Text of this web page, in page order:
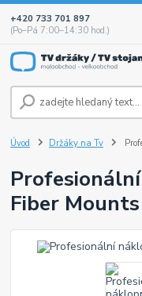
+420 733 701 897
(Po–Pá 7:00–14:30 hod.)
Úvod Držáky na Tv
Fiber